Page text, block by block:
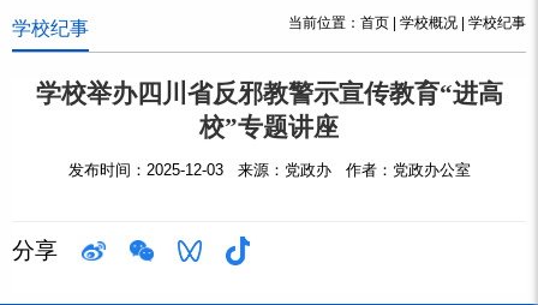
学校纪事 当前位置： 首页 | 学校概况 | 学校纪事
学校举办四川省反邪教警示宣传教育“进高
校”专题讲座
发布时间：2025-12-03 来源：党政办 作者：党政办公室
分享